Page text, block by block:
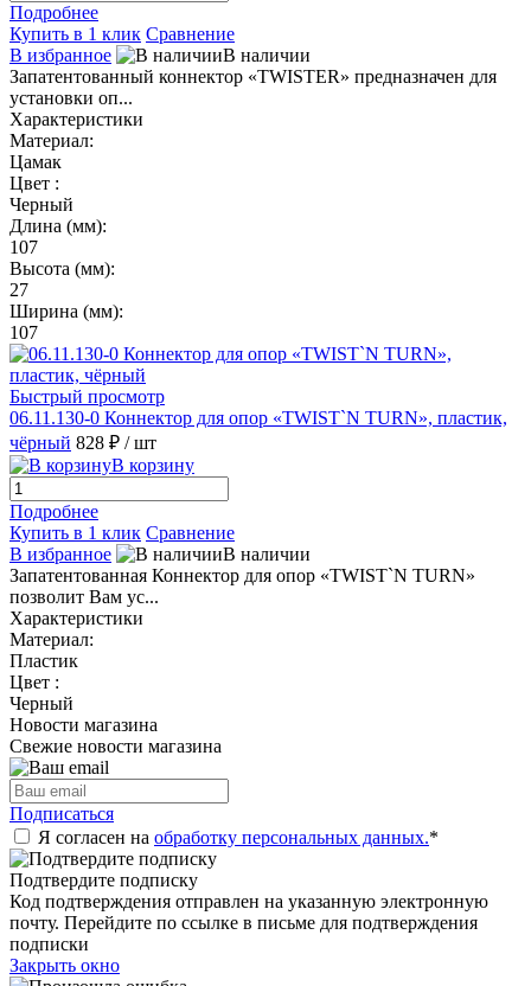
Подробнее
Купить в 1 клик Сравнение
В избранное
В наличии
Запатентованный коннектор «TWISTER» предназначен для
установки оп...
Характеристики
Материал:
Цамак
Цвет :
Черный
Длина (мм):
107
Высота (мм):
27
Ширина (мм):
107
Быстрый просмотр
06.11.130-0 Коннектор для опор «TWIST`N TURN», пластик,
чёрный 828 ₽ / шт
В корзину
Подробнее
Купить в 1 клик Сравнение
В избранное
В наличии
Запатентованная Коннектор для опор «TWIST`N TURN»
позволит Вам ус...
Характеристики
Материал:
Пластик
Цвет :
Черный
Новости магазина
Свежие новости магазина
Подписаться
Я согласен на обработку персональных данных.*
Подтвердите подписку
Код подтверждения отправлен на указанную электронную
почту. Перейдите по ссылке в письме для подтверждения
подписки
Закрыть окно